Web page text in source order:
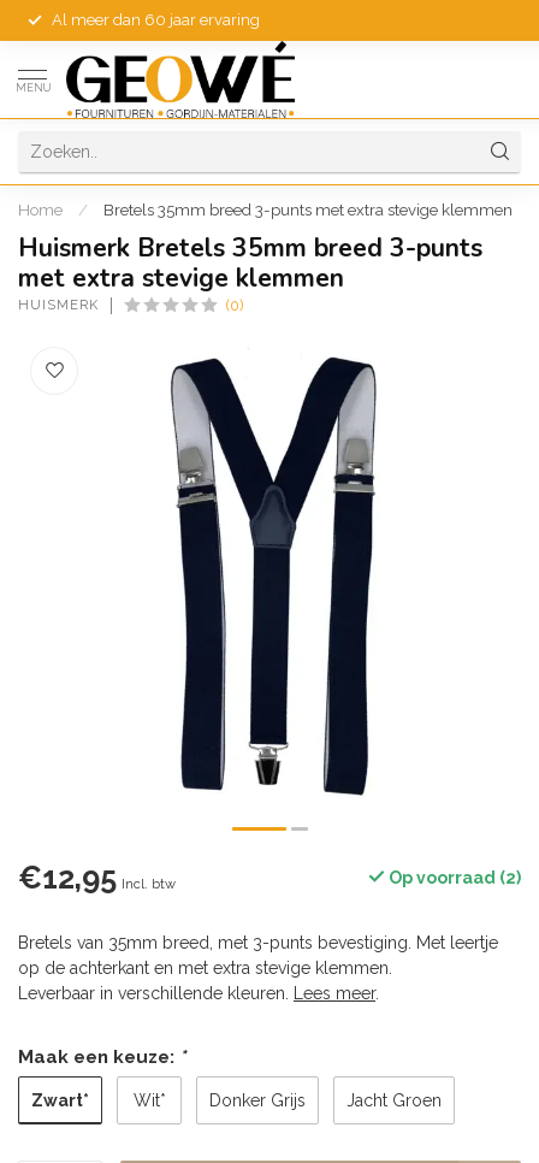
Al meer dan 60 jaar ervaring
MENU
Home / Bretels 35mm breed 3-punts met extra stevige klemmen
Huismerk Bretels 35mm breed 3-punts
met extra stevige klemmen
HUISMERK (0)
€12,95 Incl. btw Op voorraad (2)
Bretels van 35mm breed, met 3-punts bevestiging. Met leertje
op de achterkant en met extra stevige klemmen.
Leverbaar in verschillende kleuren.
Lees meer.
Maak een keuze: *
Zwart* Wit* Donker Grijs Jacht Groen